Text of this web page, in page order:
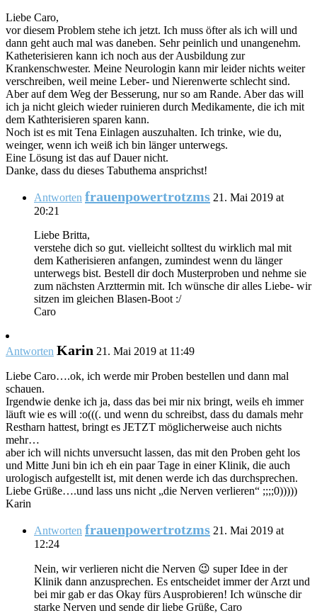
Liebe Caro,
vor diesem Problem stehe ich jetzt. Ich muss öfter als ich will und
dann geht auch mal was daneben. Sehr peinlich und unangenehm.
Katheterisieren kann ich noch aus der Ausbildung zur
Krankenschwester. Meine Neurologin kann mir leider nichts weiter
verschreiben, weil meine Leber- und Nierenwerte schlecht sind.
Aber auf dem Weg der Besserung, nur so am Rande. Aber das will
ich ja nicht gleich wieder ruinieren durch Medikamente, die ich mit
dem Kathterisieren sparen kann.
Noch ist es mit Tena Einlagen auszuhalten. Ich trinke, wie du,
weinger, wenn ich weiß ich bin länger unterwegs.
Eine Lösung ist das auf Dauer nicht.
Danke, dass du dieses Tabuthema ansprichst!
Antworten frauenpowertrotzms 21. Mai 2019 at
20:21
Liebe Britta,
verstehe dich so gut. vielleicht solltest du wirklich mal mit
dem Katherisieren anfangen, zumindest wenn du länger
unterwegs bist. Bestell dir doch Musterproben und nehme sie
zum nächsten Arzttermin mit. Ich wünsche dir alles Liebe- wir
sitzen im gleichen Blasen-Boot :/
Caro
Antworten Karin 21. Mai 2019 at 11:49
Liebe Caro….ok, ich werde mir Proben bestellen und dann mal
schauen.
Irgendwie denke ich ja, dass das bei mir nix bringt, weils eh immer
läuft wie es will :o(((. und wenn du schreibst, dass du damals mehr
Restharn hattest, bringt es JETZT möglicherweise auch nichts
mehr…
aber ich will nichts unversucht lassen, das mit den Proben geht los
und Mitte Juni bin ich eh ein paar Tage in einer Klinik, die auch
urologisch aufgestellt ist, mit denen werde ich das durchsprechen.
Liebe Grüße….und lass uns nicht „die Nerven verlieren“ ;;;;0)))))
Karin
Antworten frauenpowertrotzms 21. Mai 2019 at
12:24
Nein, wir verlieren nicht die Nerven 😉 super Idee in der
Klinik dann anzusprechen. Es entscheidet immer der Arzt und
bei mir gab er das Okay fürs Ausprobieren! Ich wünsche dir
starke Nerven und sende dir liebe Grüße, Caro